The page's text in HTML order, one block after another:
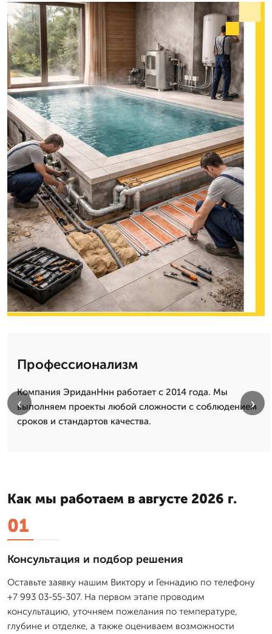
Профессионализм
Компания ЭриданНнн работает с 2014 года. Мы
выполняем проекты любой сложности с соблюдением
сроков и стандартов качества.
‹ ›
Как мы работаем в августе 2026 г.
01
Консультация и подбор решения
Оставьте заявку нашим Виктору и Геннадию по телефону
+7 993 03-55-307. На первом этапе проводим
консультацию, уточняем пожелания по температуре,
глубине и отделке, а также оцениваем возможности